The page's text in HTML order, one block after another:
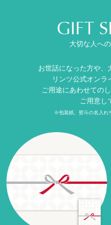
GIFT
大切な人へ
お世話になった方や、
リンツ公式オンラ
ご用途にあわせての
ご用意し
※包装紙、熨斗の名入れ